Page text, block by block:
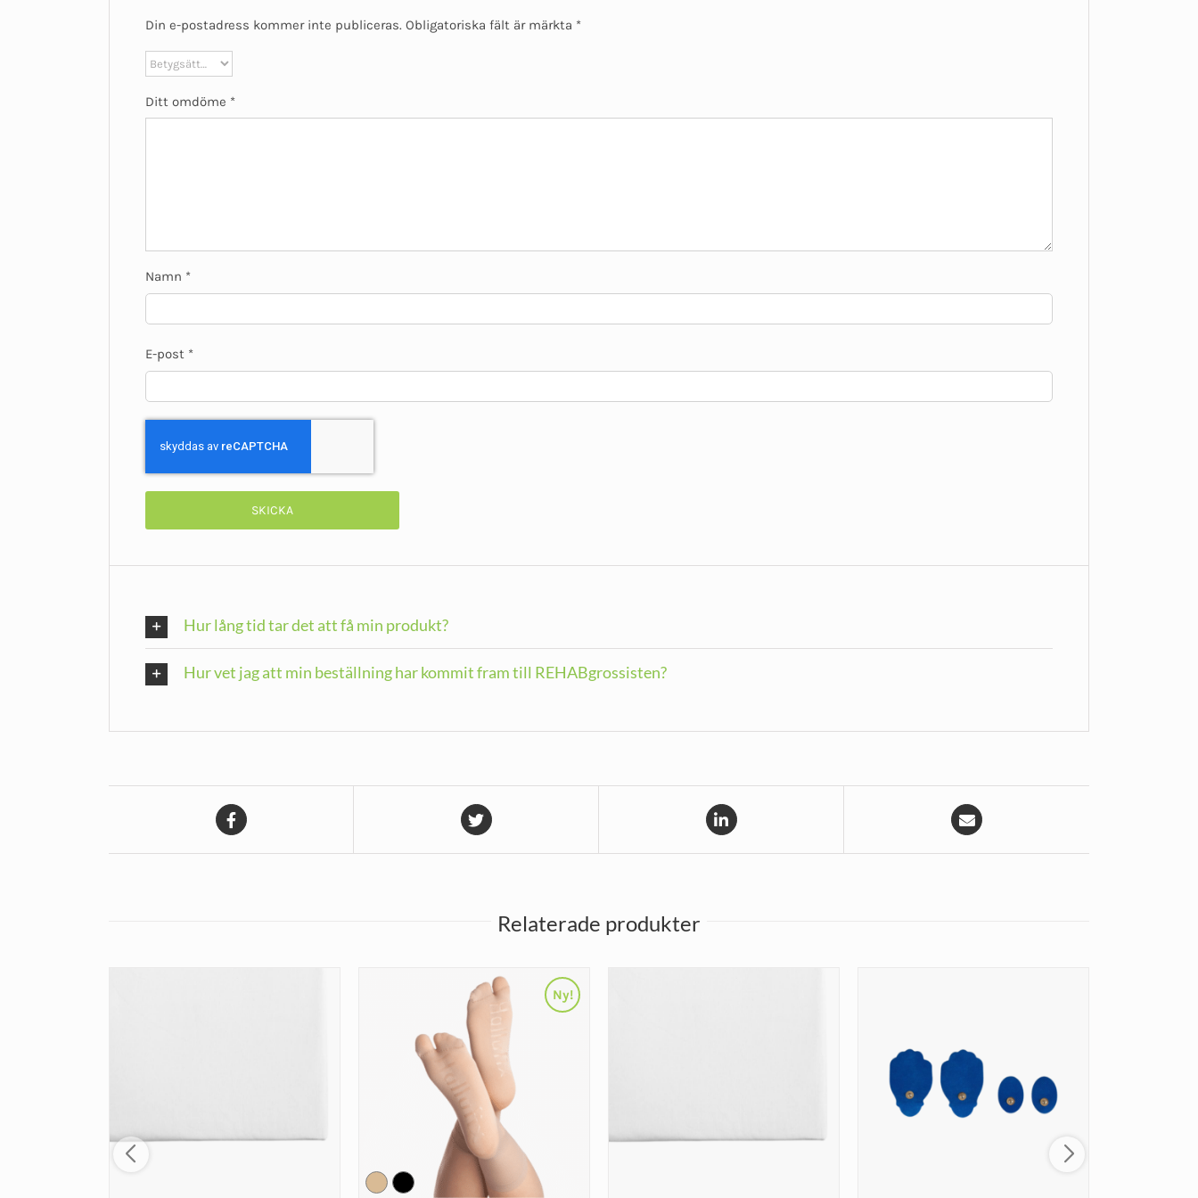
Din e-postadress kommer inte publiceras. Obligatoriska fält är märkta *
Ditt omdöme *
Namn *
E-post *
Hur lång tid tar det att få min produkt?
Hur vet jag att min beställning har kommit fram till REHABgrossisten?
Relaterade produkter
Ny!